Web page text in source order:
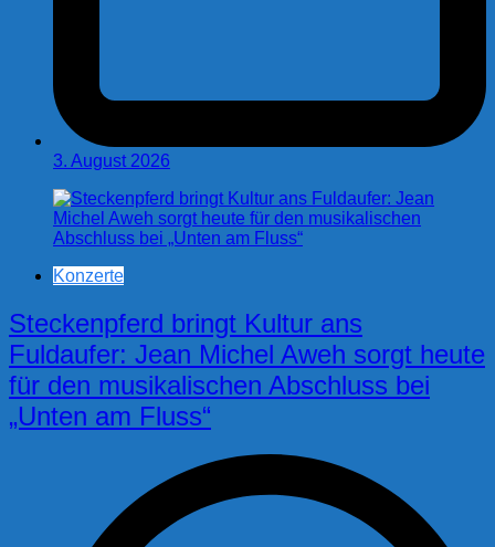
3. August 2026
Konzerte
Steckenpferd bringt Kultur ans
Fuldaufer: Jean Michel Aweh sorgt heute
für den musikalischen Abschluss bei
„Unten am Fluss“